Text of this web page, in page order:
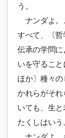
う。
ナンダよ。
すべて、〔
伝承の学問に
いを守るこ
ほか〕種々
かれらがそ
いても、生
たくしはいう